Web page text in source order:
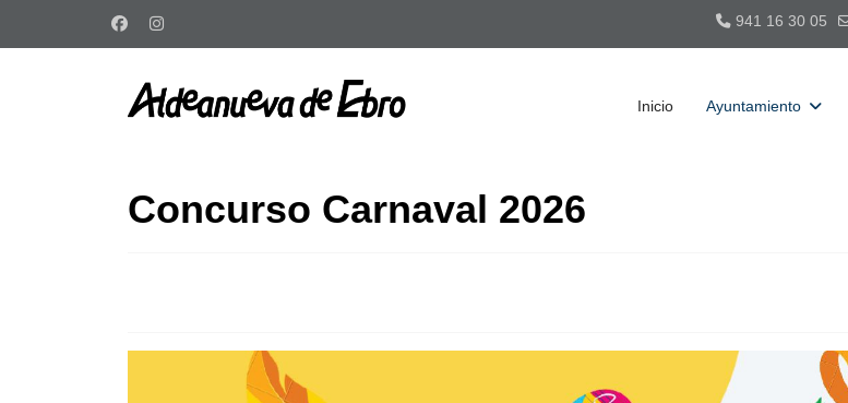
941 16 30 05
Inicio Ayuntamiento
Concurso Carnaval 2026